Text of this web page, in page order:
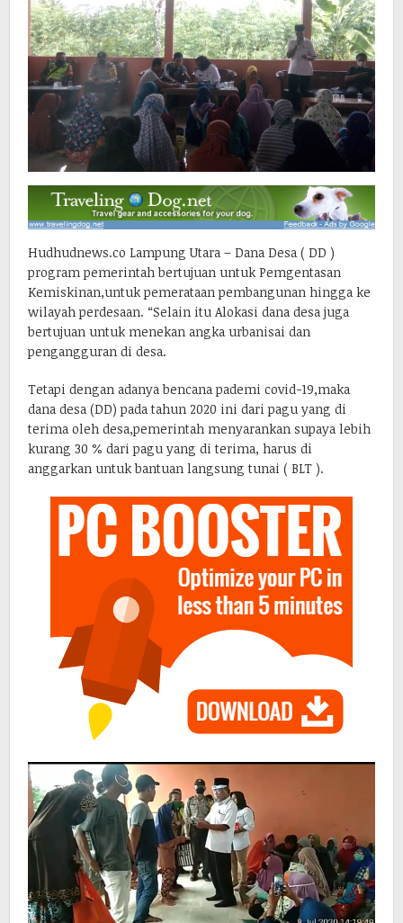
Hudhudnews.co Lampung Utara – Dana Desa ( DD )
program pemerintah bertujuan untuk Pemgentasan
Kemiskinan,untuk pemerataan pembangunan hingga ke
wilayah perdesaan. “Selain itu Alokasi dana desa juga
bertujuan untuk menekan angka urbanisai dan
pengangguran di desa.
Tetapi dengan adanya bencana pademi covid-19,maka
dana desa (DD) pada tahun 2020 ini dari pagu yang di
terima oleh desa,pemerintah menyarankan supaya lebih
kurang 30 % dari pagu yang di terima, harus di
anggarkan untuk bantuan langsung tunai ( BLT ).